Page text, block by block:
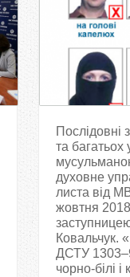
та багатьох
духовне
листа від
жовтня 2018
Ковальчук.
ДСТУ
чорно-білі і